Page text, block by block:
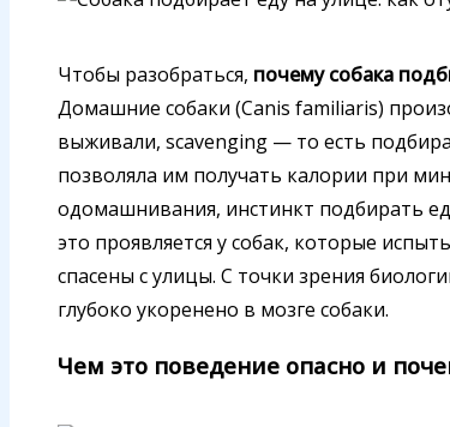
Чтобы разобраться, почему собака
Домашние собаки (Canis familiaris)
выживали, scavenging — то есть
позволяла им получать калории при
одомашнивания, инстинкт подбирать
это проявляется у собак, которые
спасены с улицы. С точки зрения
глубоко укоренено в мозге собаки.
Чем это поведение опасно и